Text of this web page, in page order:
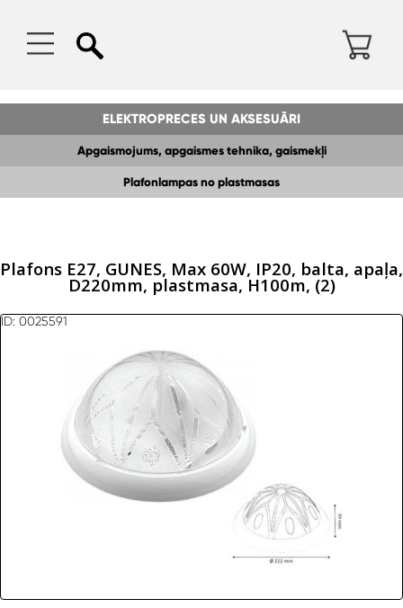
ELEKTROPRECES UN AKSESUĀRI
Apgaismojums, apgaismes tehnika, gaismekļi
Plafonlampas no plastmasas
Plafons E27, GUNES, Max 60W, IP20, balta, apaļa,
D220mm, plastmasa, H100m, (2)
ID: 0025591